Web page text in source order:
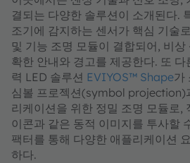
결되는 다양한 솔루션이 소개된다.
조기에 감지하는 센서가 핵심 기술
및 기능 조명 모듈이 결합되어, 비
확한 안내와 경고를 제공한다. 또
력 LED 솔루션 EVIYOS™ Shape가
심볼 프로젝션(symbol projection)
리케이션을 위한 정밀 조명 모듈로,
이콘과 같은 동적 이미지를 투사할
팩터를 통해 다양한 애플리케이션
하다.